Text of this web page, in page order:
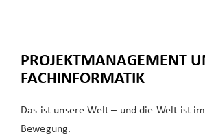
PROJEKTMANAGEMENT
FACHINFORMATIK
Das ist unsere Welt – und die Welt ist
Bewegung.